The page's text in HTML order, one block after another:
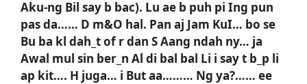
Aku-ng Bil say b bac). Lu ae b puh pi Ing pun
pas da…… D m&O hal. Pan aj Jam KuI… bo se
Bu ba kl dah_t of r dan S Aang ndah ny… ja
Awal mul sin ber_n Al di bal bal Li i say t b_p li
ap kit…. H juga… i But aa……… Ng ya?…… ee